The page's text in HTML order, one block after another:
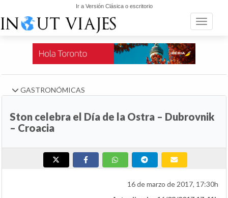
Ir a Versión Clásica o escritorio
Toggle
GASTRONÓMICAS
Ston celebra el Día de la Ostra – Dubrovnik
– Croacia
16 de marzo de 2017, 17:30h